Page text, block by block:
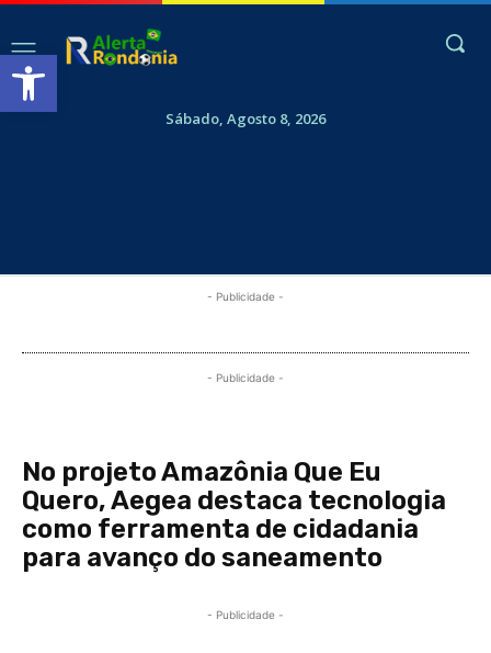
Abrir a barra de ferramentas
Sábado, Agosto 8, 2026
- Publicidade -
- Publicidade -
No projeto Amazônia Que Eu
Quero, Aegea destaca tecnologia
como ferramenta de cidadania
para avanço do saneamento
- Publicidade -